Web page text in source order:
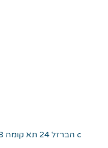
הברזל 24 תא קומה 3 כניסה c